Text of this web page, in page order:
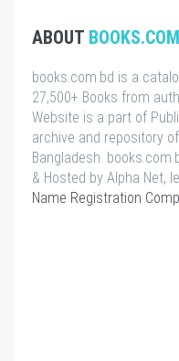
ABOUT
books.com.bd is a
27,500+ Books from
Website is a part of
archive and repository
Bangladesh.
& Hosted by Alpha Net,
Name Registration